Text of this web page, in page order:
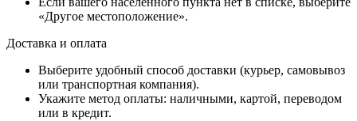
«Другое местоположение».
Доставка и оплата
Выберите удобный способ доставки (курьер, самовывоз
или транспортная компания).
Укажите метод оплаты: наличными, картой, переводом
или в кредит.